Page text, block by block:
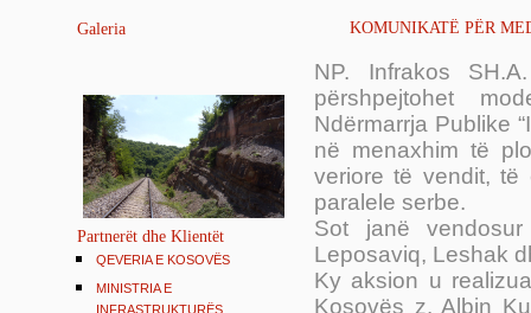
Galeria
Partnerët dhe Klientët
QEVERIA E KOSOVËS
MINISTRIA E
INFRASTRUKTURËS
KOMUNIKATË PËR
NP. Infrakos
përshpejtohet
Ndërmarrja Publike
në menaxhim të
veriore të vendit, të
paralele serbe.
Sot janë
Leposaviq, Leshak
Ky aksion u
Kosovës z. Albin